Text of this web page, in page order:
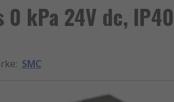
0 kPa 24V dc, IP40
: SMC